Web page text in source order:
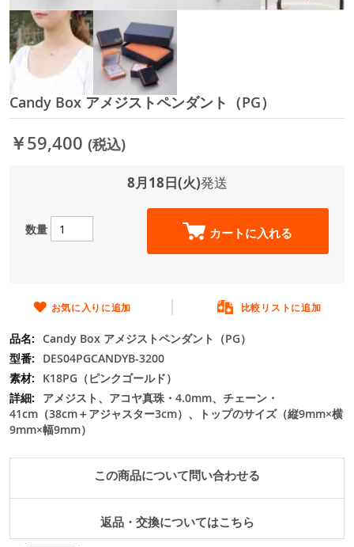
イ
メ
ー
ジ
す
る
Candy Box アメジストペンダント（PG）
￥59,400 (税込)
8月18日(火)発送
数量 カートに入れる
お気に入りに追加 比較リストに追加
Candy Box アメジストペンダント（PG）
DES04PGCANDYB-3200
K18PG（ピンクゴールド）
アメジスト、アコヤ真珠・4.0mm、チェーン・
41cm（38cm＋アジャスター3cm）、トップのサイズ（縦9mm×横
9mm×幅9mm）
この商品について問い合わせる
返品・交換についてはこちら